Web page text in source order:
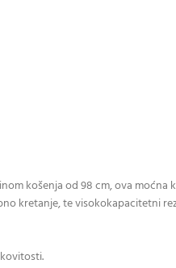
košenja od 98 cm, ova moćna
kretanje, te visokokapacitetni